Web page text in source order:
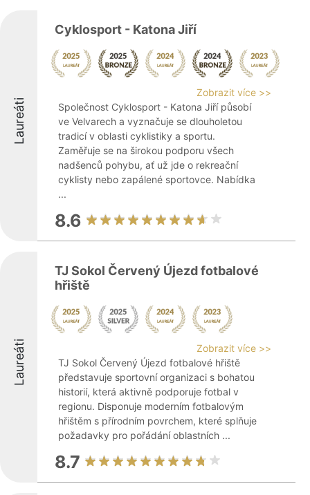
Laureáti
Cyklosport - Katona Jiří
Zobrazit více >>
Společnost Cyklosport - Katona Jiří působí
ve Velvarech a vyznačuje se dlouholetou
tradicí v oblasti cyklistiky a sportu.
Zaměřuje se na širokou podporu všech
nadšenců pohybu, ať už jde o rekreační
cyklisty nebo zapálené sportovce. Nabídka
...
8.6
Laureáti
TJ Sokol Červený Újezd fotbalové
hřiště
Zobrazit více >>
TJ Sokol Červený Újezd fotbalové hřiště
představuje sportovní organizaci s bohatou
historií, která aktivně podporuje fotbal v
regionu. Disponuje moderním fotbalovým
hřištěm s přírodním povrchem, které splňuje
požadavky pro pořádání oblastních ...
8.7